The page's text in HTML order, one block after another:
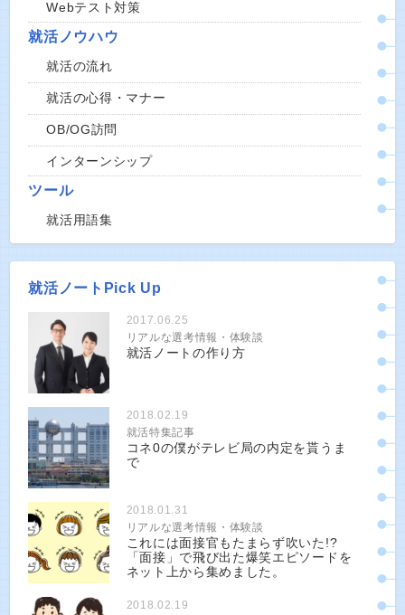
Webテスト対策
就活ノウハウ
就活の流れ
就活の心得・マナー
OB/OG訪問
インターンシップ
ツール
就活用語集
就活ノートPick Up
2017.06.25
リアルな選考情報・体験談
就活ノートの作り方
2018.02.19
就活特集記事
コネ0の僕がテレビ局の内定を貰うま
で
2018.01.31
リアルな選考情報・体験談
これには面接官もたまらず吹いた!?
「面接」で飛び出た爆笑エピソードを
ネット上から集めました。
2018.02.19